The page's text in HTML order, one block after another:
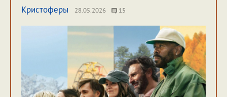
Кристоферы 28.05.2026 15